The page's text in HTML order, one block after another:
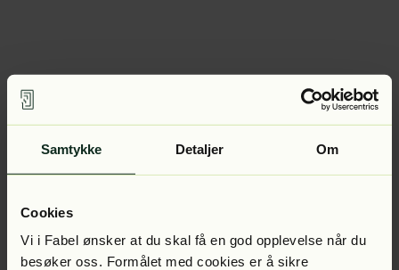
Samtykke Detaljer Om
Cookies
Vi i Fabel ønsker at du skal få en god opplevelse når du
besøker oss. Formålet med cookies er å sikre